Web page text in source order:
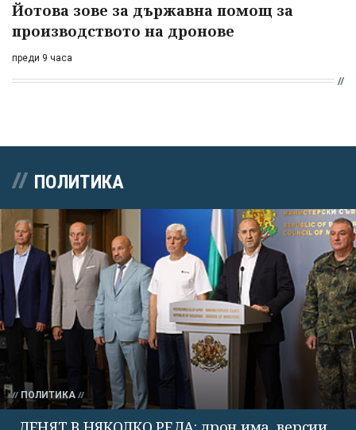
Йотова зове за държавна помощ за
производството на дронове
преди 9 часа
ПОЛИТИКА
ПОЛИТИКА